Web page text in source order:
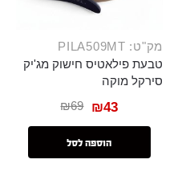
מק"ט: PILA509MT
טבעת פילאטיס חישוק מג'יק
סירקל מוקה
₪69 ₪43
הוספה לסל